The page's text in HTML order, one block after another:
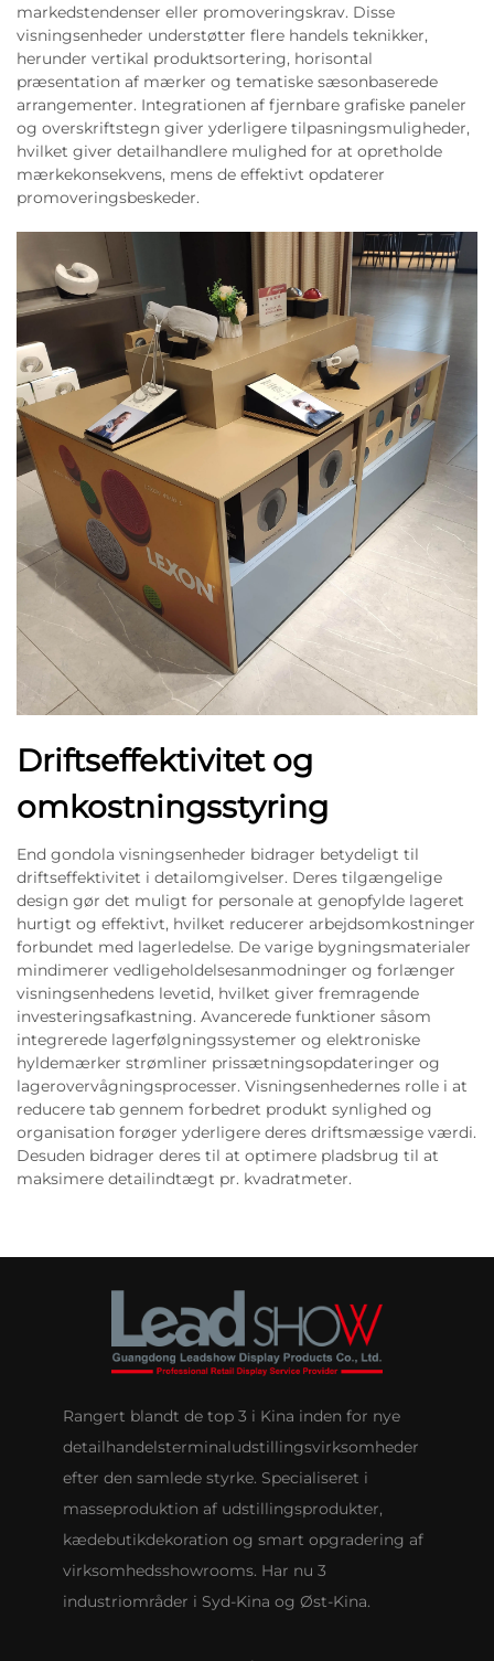
markedstendenser eller promoveringskrav. Disse
visningsenheder understøtter flere handels teknikker,
herunder vertikal produktsortering, horisontal
præsentation af mærker og tematiske sæsonbaserede
arrangementer. Integrationen af fjernbare grafiske paneler
og overskriftstegn giver yderligere tilpasningsmuligheder,
hvilket giver detailhandlere mulighed for at opretholde
mærkekonsekvens, mens de effektivt opdaterer
promoveringsbeskeder.
Driftseffektivitet og
omkostningsstyring
End gondola visningsenheder bidrager betydeligt til
driftseffektivitet i detailomgivelser. Deres tilgængelige
design gør det muligt for personale at genopfylde lageret
hurtigt og effektivt, hvilket reducerer arbejdsomkostninger
forbundet med lagerledelse. De varige bygningsmaterialer
mindimerer vedligeholdelsesanmodninger og forlænger
visningsenhedens levetid, hvilket giver fremragende
investeringsafkastning. Avancerede funktioner såsom
integrerede lagerfølgningssystemer og elektroniske
hyldemærker strømliner prissætningsopdateringer og
lagerovervågningsprocesser. Visningsenhedernes rolle i at
reducere tab gennem forbedret produkt synlighed og
organisation forøger yderligere deres driftsmæssige værdi.
Desuden bidrager deres til at optimere pladsbrug til at
maksimere detailindtægt pr. kvadratmeter.
Rangert blandt de top 3 i Kina inden for nye
detailhandelsterminaludstillingsvirksomheder
efter den samlede styrke. Specialiseret i
masseproduktion af udstillingsprodukter,
kædebutikdekoration og smart opgradering af
virksomhedsshowrooms. Har nu 3
industriområder i Syd-Kina og Øst-Kina.